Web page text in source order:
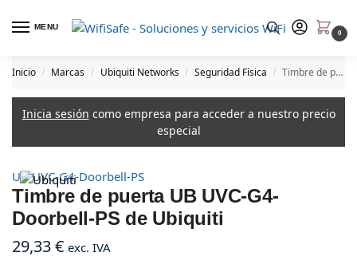
MENU
0
Inicio / Marcas / Ubiquiti Networks / Seguridad Física / Timbre de puerta UB UVC-G4-Doorbell-PS de Ubiquiti
Inicia sesión como empresa para acceder a nuestro precio
especial
UB UVC-G4-Doorbell-PS
Timbre de puerta UB UVC-G4-
Doorbell-PS de Ubiquiti
29,33€ exc. IVA